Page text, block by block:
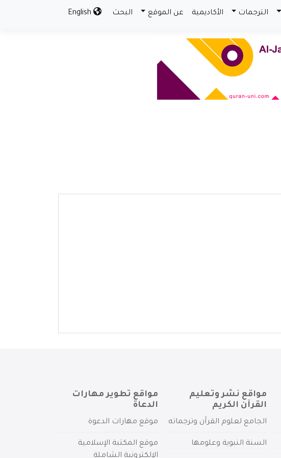
الترجمات الأكاديمية عن الموقع البحث
مواقع نشر وتعليم
القرآن الكريم
الجامع لعلوم القرآن وترجماته
السنة النبوية وعلومها
مواقع تطوير مهارات
الدعاة
موقع مهارات الدعوة
موقع المكتبة الإسلامية
الإلكترونية الشاملة